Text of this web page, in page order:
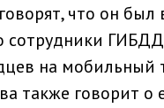
что он был
сотрудники
на мобильный
также говорит о